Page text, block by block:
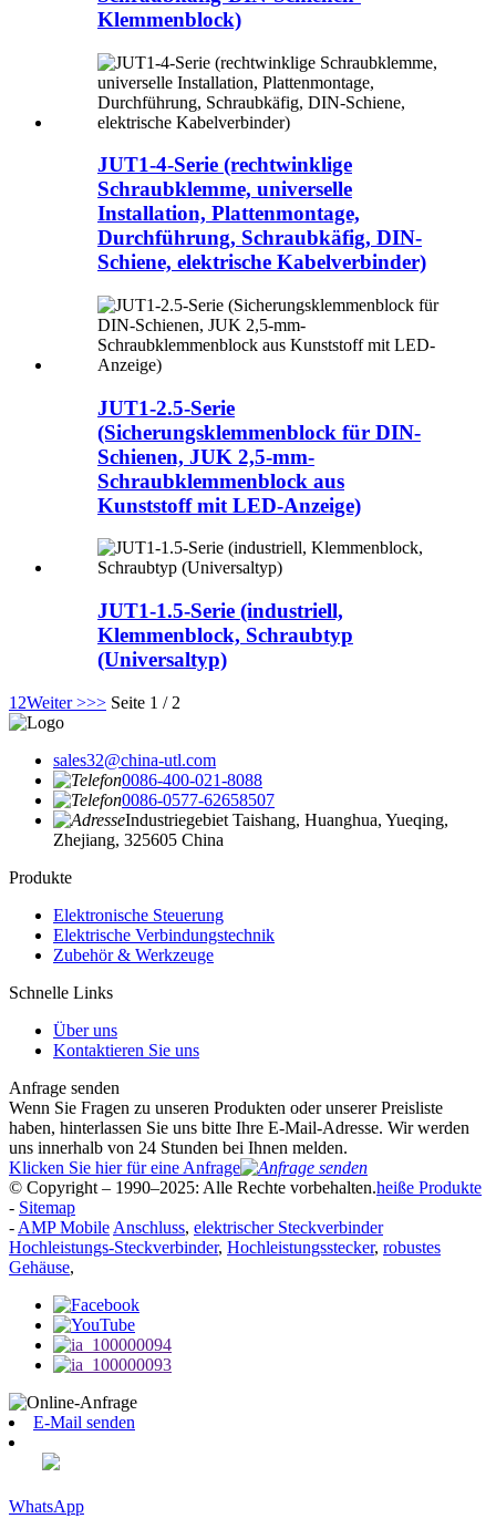
Klemmenblock)
JUT1-4-Serie (rechtwinklige
Schraubklemme, universelle
Installation, Plattenmontage,
Durchführung, Schraubkäfig, DIN-
Schiene, elektrische Kabelverbinder)
JUT1-2.5-Serie
(Sicherungsklemmenblock für DIN-
Schienen, JUK 2,5-mm-
Schraubklemmenblock aus
Kunststoff mit LED-Anzeige)
JUT1-1.5-Serie (industriell,
Klemmenblock, Schraubtyp
(Universaltyp)
1 2Weiter >>> Seite 1 / 2
sales32@china-utl.com
0086-400-021-8088
0086-0577-62658507
Industriegebiet Taishang, Huanghua, Yueqing,
Zhejiang, 325605 China
Produkte
Elektronische Steuerung
Elektrische Verbindungstechnik
Zubehör & Werkzeuge
Schnelle Links
Über uns
Kontaktieren Sie uns
Anfrage senden
Wenn Sie Fragen zu unseren Produkten oder unserer Preisliste
haben, hinterlassen Sie uns bitte Ihre E-Mail-Adresse. Wir werden
uns innerhalb von 24 Stunden bei Ihnen melden.
Klicken Sie hier für eine Anfrage
© Copyright – 1990–2025: Alle Rechte vorbehalten.heiße Produkte
- Sitemap
- AMP Mobile Anschluss, elektrischer Steckverbinder
Hochleistungs-Steckverbinder, Hochleistungsstecker, robustes
Gehäuse,
E-Mail senden
WhatsApp